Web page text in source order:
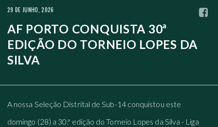
29 DE JUNHO, 2026
AF PORTO CONQUISTA 30ª
EDIÇÃO DO TORNEIO LOPES DA
SILVA
A nossa Seleção Distrital de Sub-14 conquistou este
domingo (28) a 30.ª edição do Torneio Lopes da Silva - Liga